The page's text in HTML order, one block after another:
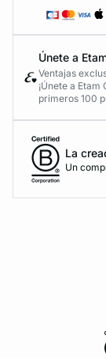
Únete a
Ventajas
¡Únete a
primeros 100
La
Un